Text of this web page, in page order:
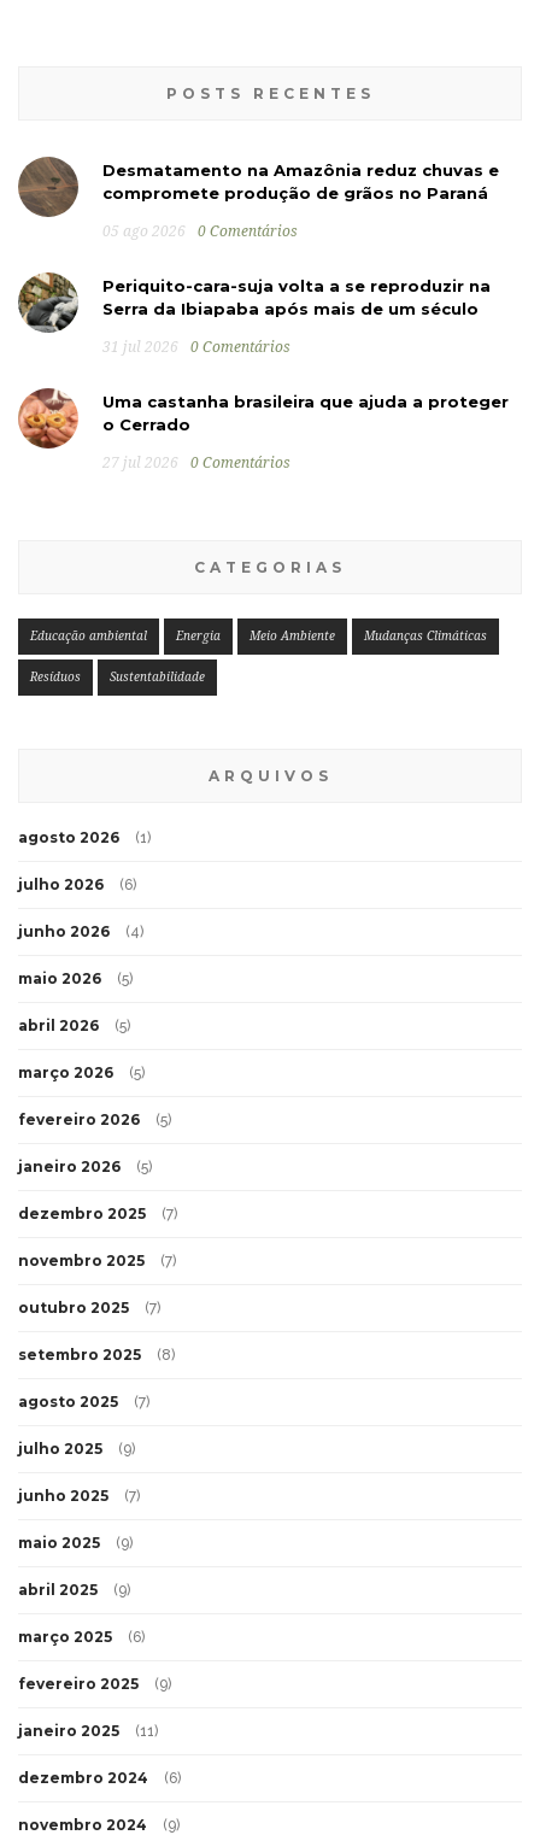
POSTS RECENTES
Desmatamento na Amazônia reduz chuvas e
compromete produção de grãos no Paraná
05 ago 2026 0 Comentários
Periquito-cara-suja volta a se reproduzir na
Serra da Ibiapaba após mais de um século
31 jul 2026 0 Comentários
Uma castanha brasileira que ajuda a proteger
o Cerrado
27 jul 2026 0 Comentários
CATEGORIAS
Educação ambiental Energia Meio Ambiente Mudanças Climáticas
Resíduos Sustentabilidade
ARQUIVOS
agosto 2026 (1)
julho 2026 (6)
junho 2026 (4)
maio 2026 (5)
abril 2026 (5)
março 2026 (5)
fevereiro 2026 (5)
janeiro 2026 (5)
dezembro 2025 (7)
novembro 2025 (7)
outubro 2025 (7)
setembro 2025 (8)
agosto 2025 (7)
julho 2025 (9)
junho 2025 (7)
maio 2025 (9)
abril 2025 (9)
março 2025 (6)
fevereiro 2025 (9)
janeiro 2025 (11)
dezembro 2024 (6)
novembro 2024 (9)